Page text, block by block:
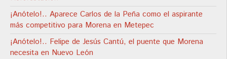
¡Anótelo!.. Aparece Carlos de la Peña como el aspirante
más competitivo para Morena en Metepec
¡Anótelo!.. Felipe de Jesús Cantú, el puente que Morena
necesita en Nuevo León